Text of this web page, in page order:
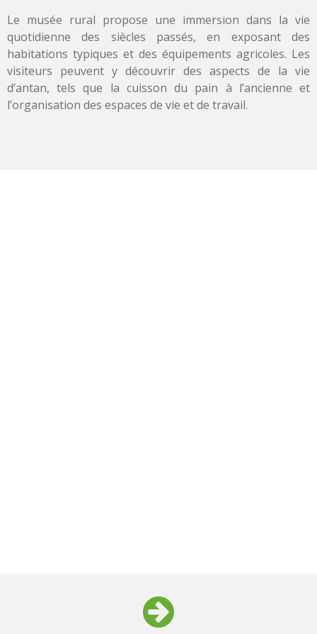
Le musée rural propose une immersion dans la vie
quotidienne des siècles passés, en exposant des
habitations typiques et des équipements agricoles. Les
visiteurs peuvent y découvrir des aspects de la vie
d’antan, tels que la cuisson du pain à l’ancienne et
l’organisation des espaces de vie et de travail.